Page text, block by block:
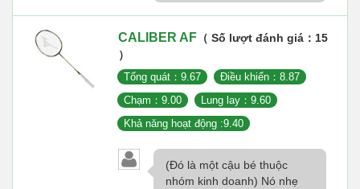
CALIBER AF （ Số lượt đánh giá：15
）
Tổng quát：9.67
Điều khiển：8.87
Chạm：9.00
Lung lay：9.60
Khả năng hoạt động :9.40
(Đó là một cậu bé thuộc
nhóm kinh doanh) Nó nhẹ